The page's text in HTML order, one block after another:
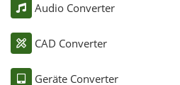
Audio Converter
CAD Converter
Geräte Converter